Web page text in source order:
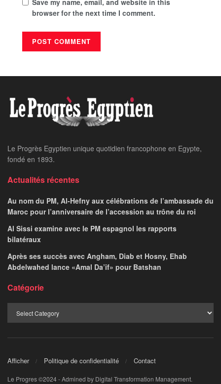
Save my name, email, and website in this
browser for the next time I comment.
Le Progrès Egyptien unique quotidien francophone en Egypte,
fondé en 1893.
Actualités récentes
Au nom du PM, Al-Hefny aux célébrations de l’ambassade du
Maroc pour l’anniversaire de l’accession au trône du roi
Al Sissi examine avec le PM espagnol les rapports
bilatéraux
Après ses succès avec Angham, Diab et Hosny, Ehab
Abdelwahed lance «Amal Da’if» pour Batshan
Catégorie
Afficher Politique de confidentialité Contact
Le Progres ©2024 - Admined by Digital Transformation Management.